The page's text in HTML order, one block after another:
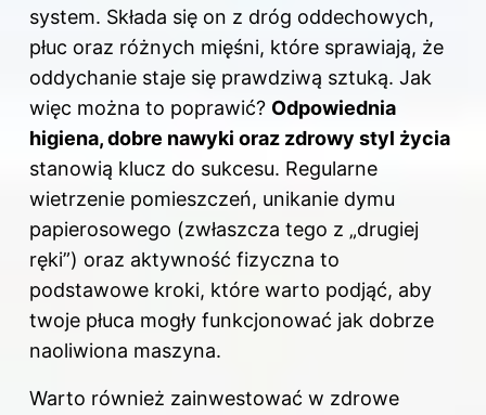
system. Składa się on z dróg oddechowych,
płuc oraz różnych mięśni, które sprawiają, że
oddychanie staje się prawdziwą sztuką. Jak
więc można to poprawić? Odpowiednia
higiena, dobre nawyki oraz zdrowy styl życia
stanowią klucz do sukcesu. Regularne
wietrzenie pomieszczeń, unikanie dymu
papierosowego (zwłaszcza tego z „drugiej
ręki”) oraz aktywność fizyczna to
podstawowe kroki, które warto podjąć, aby
twoje płuca mogły funkcjonować jak dobrze
naoliwiona maszyna.
Warto również zainwestować w zdrowe